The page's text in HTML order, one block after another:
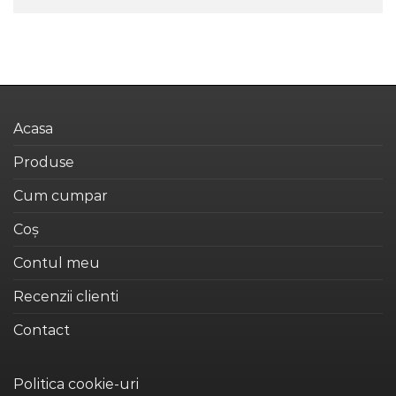
Acasa
Produse
Cum cumpar
Coș
Contul meu
Recenzii clienti
Contact
Politica cookie-uri